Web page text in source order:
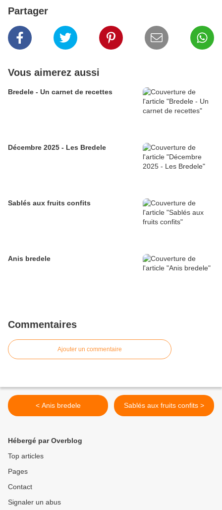
Partager
Vous aimerez aussi
Bredele - Un carnet de recettes
Décembre 2025 - Les Bredele
Sablés aux fruits confits
Anis bredele
Commentaires
Ajouter un commentaire
< Anis bredele Sablés aux fruits confits >
Hébergé par Overblog
Top articles
Pages
Contact
Signaler un abus